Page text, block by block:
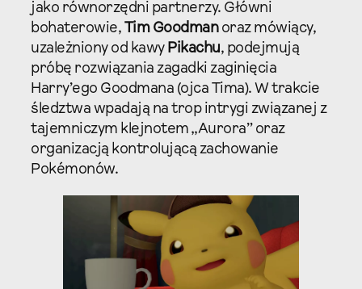
jako równorzędni partnerzy. Główni
bohaterowie, Tim Goodmanoraz mówiący,
uzależniony od kawy Pikachu, podejmują
próbę rozwiązania zagadki zaginięcia
Harry’ego Goodmana (ojca Tima). W trakcie
śledztwa wpadają na trop intrygi związanej z
tajemniczym klejnotem „Aurora” oraz
organizacją kontrolującą zachowanie
Pokémonów.